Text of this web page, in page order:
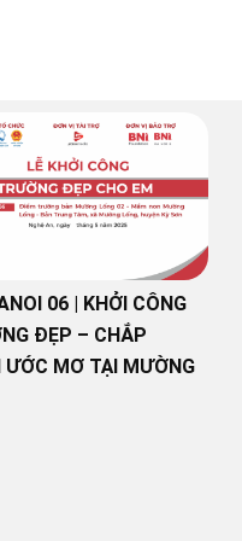
06 | KHỞI CÔNG
ĐẸP – CHẮP
ƯỚC MƠ TẠI MƯỜNG